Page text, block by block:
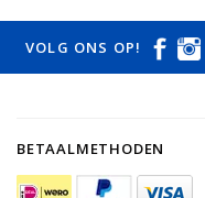
VOLG ONS OP!
BETAALMETHODEN